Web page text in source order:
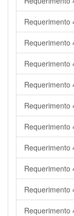
Requerimento
Requerimento
Requerimento
Requerimento
Requerimento
Requerimento
Requerimento
Requerimento
Requerimento
Requerimento